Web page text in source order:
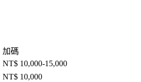
加碼
NT$ 10,000-15,000
NT$ 10,000